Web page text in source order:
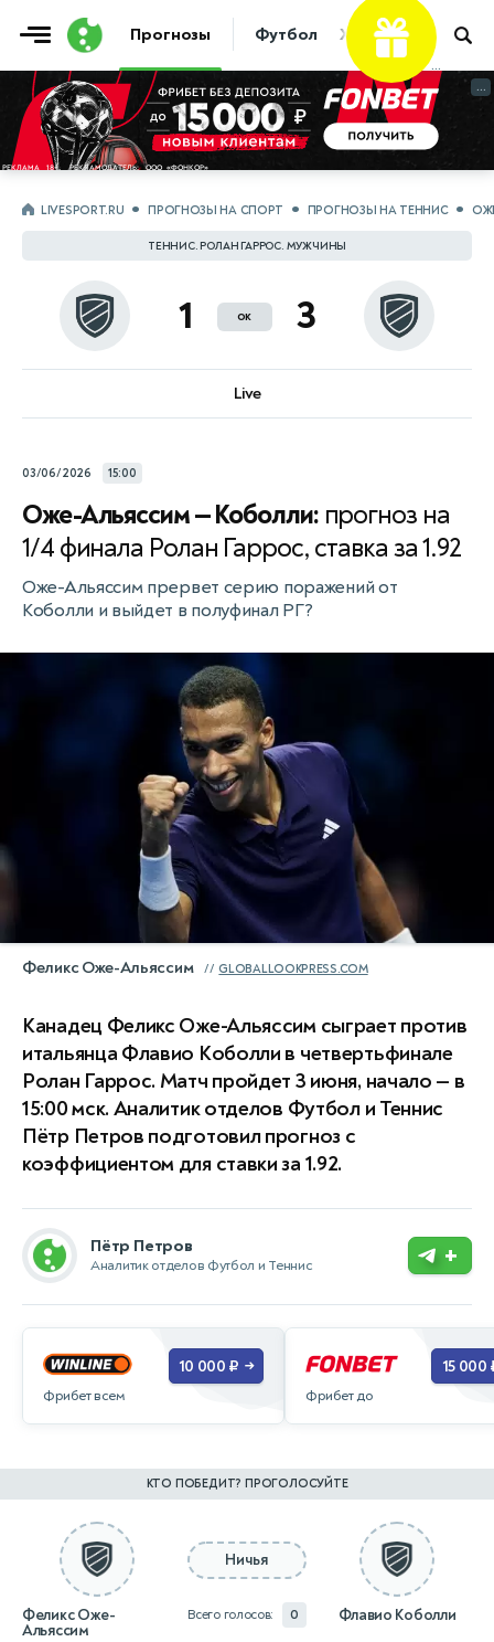
Прогнозы Футбол Хоккей Теннис
Фрибет
...
...
LIVESPORT.RU ПРОГНОЗЫ НА СПОРТ ПРОГНОЗЫ НА ТЕННИС
ТЕННИС. РОЛАН ГАРРОС. МУЖЧИНЫ
1 ок 3
Live
03/06/2026 15:00
Оже-Альяссим — Коболли: прогноз на
1/4 финала Ролан Гаррос, ставка за 1.92
Оже-Альяссим прервет серию поражений от
Коболли и выйдет в полуфинал РГ?
Феликс Оже-Альяссим GLOBALLOOKPRESS.COM
Канадец Феликс Оже-Альяссим сыграет против
итальянца Флавио Коболли в четвертьфинале
Ролан Гаррос. Матч пройдет 3 июня, начало — в
15:00 мск. Аналитик отделов Футбол и Теннис
Пётр Петров подготовил прогноз с
коэффициентом для ставки за 1.92.
Пётр Петров
Аналитик отделов Футбол и Теннис +
Фрибет всем
10 000 ₽ →
Фрибет до
15 000
КТО ПОБЕДИТ? ПРОГОЛОСУЙТЕ
Феликс Оже-
Альяссим
Ничья
Всего голосов: 0 Флавио Коболли